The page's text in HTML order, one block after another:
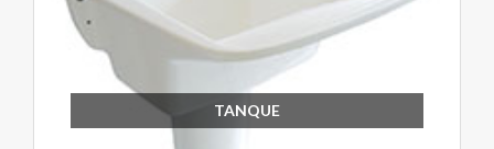
TANQUE